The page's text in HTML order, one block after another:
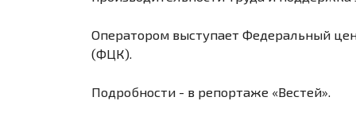
Оператором выступает Федеральный
(ФЦК).
Подробности - в репортаже «Вестей».